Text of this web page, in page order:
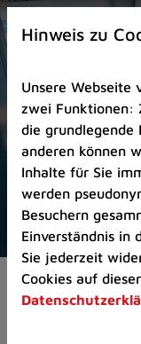
Zur
Startseite
Zum
Seitenanfang
springen
(Schnelltaste
A)
Zur
Navigation/
springen
(Schnelltaste
M)
Zur
Hinweis zu
Unsere Webseite
zwei Funktionen:
die grundlegende
anderen können
Inhalte für Sie
werden
Besuchern
Einverständnis in
Sie jederzeit
Cookies auf